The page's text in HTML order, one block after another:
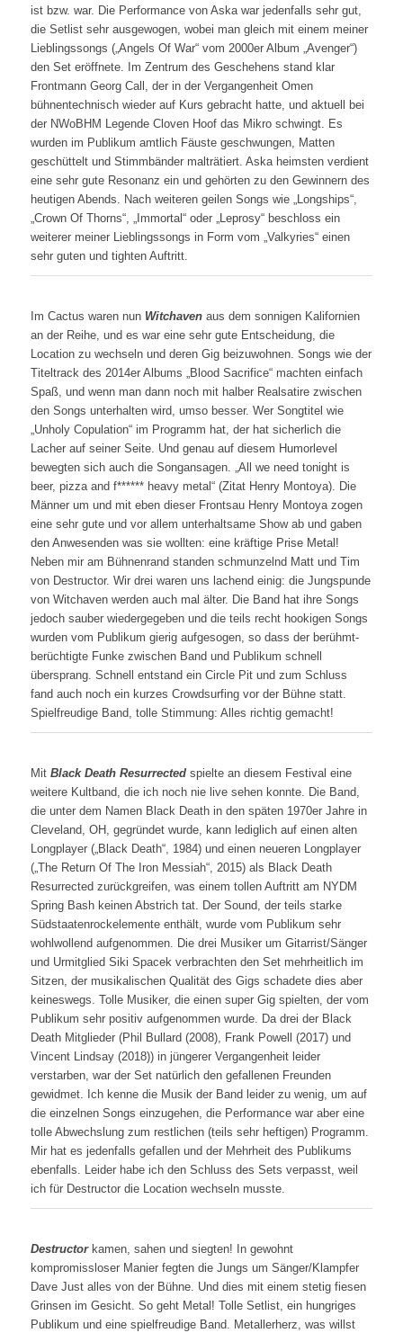
ist bzw. war. Die Performance von Aska war jedenfalls sehr gut,
die Setlist sehr ausgewogen, wobei man gleich mit einem meiner
Lieblingssongs („Angels Of War“ vom 2000er Album „Avenger“)
den Set eröffnete. Im Zentrum des Geschehens stand klar
Frontmann Georg Call, der in der Vergangenheit Omen
bühnentechnisch wieder auf Kurs gebracht hatte, und aktuell bei
der NWoBHM Legende Cloven Hoof das Mikro schwingt. Es
wurden im Publikum amtlich Fäuste geschwungen, Matten
geschüttelt und Stimmbänder malträtiert. Aska heimsten verdient
eine sehr gute Resonanz ein und gehörten zu den Gewinnern des
heutigen Abends. Nach weiteren geilen Songs wie „Longships“,
„Crown Of Thorns“, „Immortal“ oder „Leprosy“ beschloss ein
weiterer meiner Lieblingssongs in Form vom „Valkyries“ einen
sehr guten und tighten Auftritt.
Im Cactus waren nun Witchavenaus dem sonnigen Kalifornien
an der Reihe, und es war eine sehr gute Entscheidung, die
Location zu wechseln und deren Gig beizuwohnen. Songs wie der
Titeltrack des 2014er Albums „Blood Sacrifice“ machten einfach
Spaß, und wenn man dann noch mit halber Realsatire zwischen
den Songs unterhalten wird, umso besser. Wer Songtitel wie
„Unholy Copulation“ im Programm hat, der hat sicherlich die
Lacher auf seiner Seite. Und genau auf diesem Humorlevel
bewegten sich auch die Songansagen. „All we need tonight is
beer, pizza and f****** heavy metal“ (Zitat Henry Montoya). Die
Männer um und mit eben dieser Frontsau Henry Montoya zogen
eine sehr gute und vor allem unterhaltsame Show ab und gaben
den Anwesenden was sie wollten: eine kräftige Prise Metal!
Neben mir am Bühnenrand standen schmunzelnd Matt und Tim
von Destructor. Wir drei waren uns lachend einig: die Jungspunde
von Witchaven werden auch mal älter. Die Band hat ihre Songs
jedoch sauber wiedergegeben und die teils recht hookigen Songs
wurden vom Publikum gierig aufgesogen, so dass der berühmt-
berüchtigte Funke zwischen Band und Publikum schnell
übersprang. Schnell entstand ein Circle Pit und zum Schluss
fand auch noch ein kurzes Crowdsurfing vor der Bühne statt.
Spielfreudige Band, tolle Stimmung: Alles richtig gemacht!
Mit Black Death Resurrectedspielte an diesem Festival eine
weitere Kultband, die ich noch nie live sehen konnte. Die Band,
die unter dem Namen Black Death in den späten 1970er Jahre in
Cleveland, OH, gegründet wurde, kann lediglich auf einen alten
Longplayer („Black Death“, 1984) und einen neueren Longplayer
(„The Return Of The Iron Messiah“, 2015) als Black Death
Resurrected zurückgreifen, was einem tollen Auftritt am NYDM
Spring Bash keinen Abstrich tat. Der Sound, der teils starke
Südstaatenrockelemente enthält, wurde vom Publikum sehr
wohlwollend aufgenommen. Die drei Musiker um Gitarrist/Sänger
und Urmitglied Siki Spacek verbrachten den Set mehrheitlich im
Sitzen, der musikalischen Qualität des Gigs schadete dies aber
keineswegs. Tolle Musiker, die einen super Gig spielten, der vom
Publikum sehr positiv aufgenommen wurde. Da drei der Black
Death Mitglieder (Phil Bullard (2008), Frank Powell (2017) und
Vincent Lindsay (2018)) in jüngerer Vergangenheit leider
verstarben, war der Set natürlich den gefallenen Freunden
gewidmet. Ich kenne die Musik der Band leider zu wenig, um auf
die einzelnen Songs einzugehen, die Performance war aber eine
tolle Abwechslung zum restlichen (teils sehr heftigen) Programm.
Mir hat es jedenfalls gefallen und der Mehrheit des Publikums
ebenfalls. Leider habe ich den Schluss des Sets verpasst, weil
ich für Destructor die Location wechseln musste.
Destructorkamen, sahen und siegten! In gewohnt
kompromissloser Manier fegten die Jungs um Sänger/Klampfer
Dave Just alles von der Bühne. Und dies mit einem stetig fiesen
Grinsen im Gesicht. So geht Metal! Tolle Setlist, ein hungriges
Publikum und eine spielfreudige Band. Metallerherz, was willst